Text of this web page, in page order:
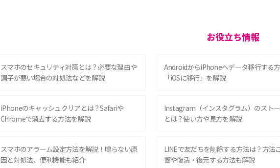
お役立ち情報
スマホのセキュリティ対策とは？必要な理由や
調子が悪い場合の対処法などを解説
AndroidからiPhoneへデータ移行する
「iOSに移行」を解説
iPhoneのキャッシュクリアとは？Safariや
Chromeで消去する方法を解説
Instagram（インスタグラム）のスト
とは？使い方や見方を解説
スマホのアラーム設定方法を解説！鳴らない原
因と対処法、便利機能も紹介
LINEで友だちを削除する方法は？方法
響や復活・復元する方法も解説